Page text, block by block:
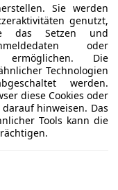
Ausführungen
Eine
Problem dar.
Sie werden
genutzt,
das Setzen und
oder
ermöglichen. Die
Technologien
werden.
diese Cookies oder
hinweisen. Das
Tools kann die